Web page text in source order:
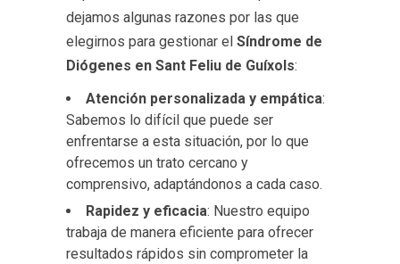
dejamos algunas razones por las que
elegirnos para gestionar el Síndrome de
Diógenes en Sant Feliu de Guíxols:
Atención personalizada y empática:
Sabemos lo difícil que puede ser
enfrentarse a esta situación, por lo que
ofrecemos un trato cercano y
comprensivo, adaptándonos a cada caso.
Rapidez y eficacia: Nuestro equipo
trabaja de manera eficiente para ofrecer
resultados rápidos sin comprometer la